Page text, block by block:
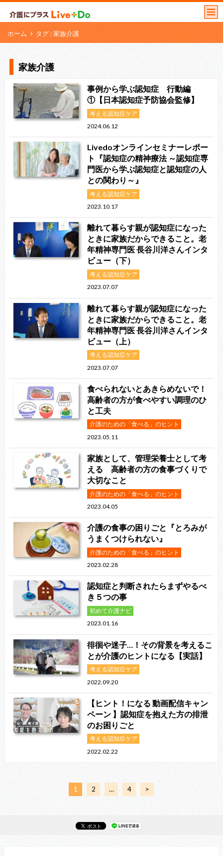
ホーム タグ : 家族介護
家族介護
事例から学ぶ認知症 行動編
①【日本認知症予防協会監修】
考える認知症ケア
2024.06.12
Livedoオンラインセミナーレポー
ト『認知症の精神療法 ～認知症専
門医から学ぶ認知症と認知症の人
との関わり～』
考える認知症ケア
2023.10.17
離れて暮らす親が認知症になった
ときに家族だからできること。老
年精神専門医 長谷川洋さんインタ
ビュー（下）
考える認知症ケア
2023.07.07
離れて暮らす親が認知症になった
ときに家族だからできること。老
年精神専門医 長谷川洋さんインタ
ビュー（上）
考える認知症ケア
2023.07.07
食べられないとあきらめないで！
高齢者の方が食べやすい調理のひ
と工夫
介護のための「食べる」のヒント
2023.05.11
家族として、管理栄養士として考
える 高齢者の方の食事づくりで
大切なこと
介護のための「食べる」のヒント
2023.04.05
介護の食事の困りごと『とろみが
うまくつけられない』
介護のための「食べる」のヒント
2023.02.28
認知症と判断されたらまずやるべ
き５つの事
初めて介護ナビ
2023.01.16
徘徊や迷子…！その背景を考えるこ
とが介護のヒントになる【実話】
考える認知症ケア
2022.09.20
【ヒント！になる 動画配信キャン
ペーン 】認知症を抱えた方の排泄
のお困りごと
考える認知症ケア
2022.02.22
1 2 … 4 >